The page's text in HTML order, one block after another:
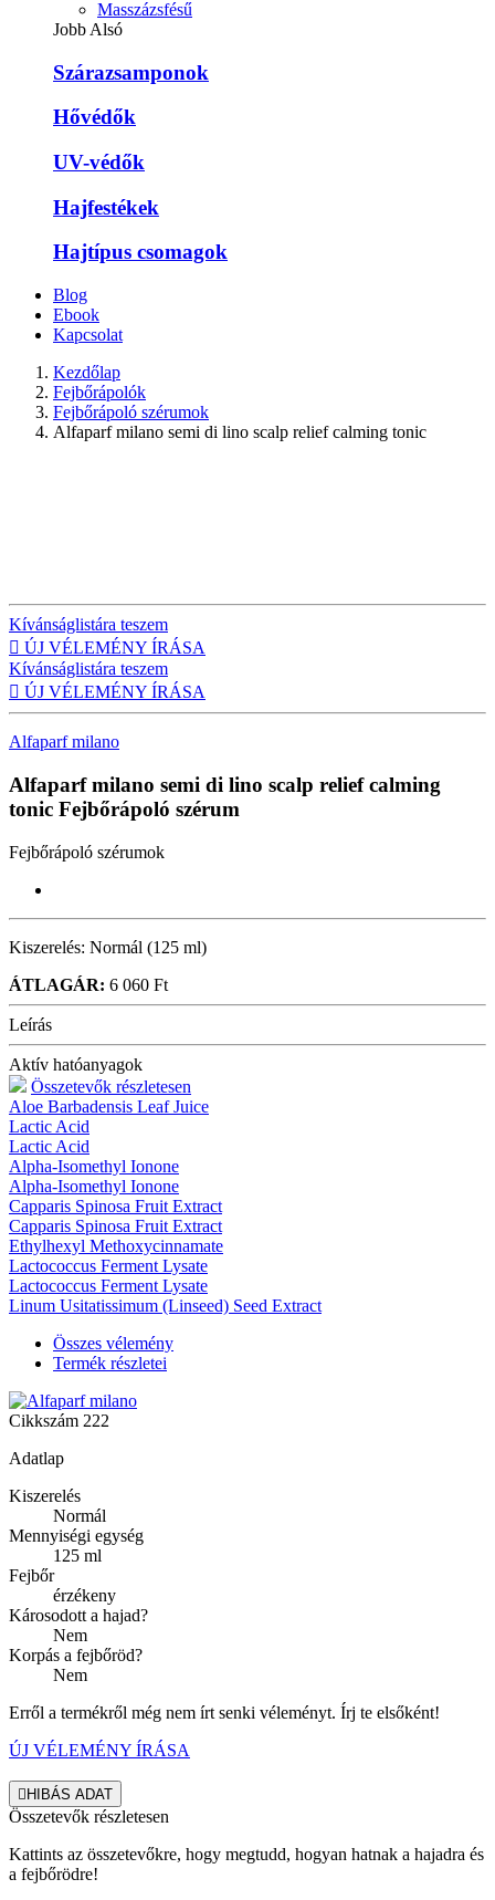
Masszázsfésű
Jobb Alsó
Szárazsamponok
Hővédők
UV-védők
Hajfestékek
Hajtípus csomagok
Blog
Ebook
Kapcsolat
Kezdőlap
Fejbőrápolók
Fejbőrápoló szérumok
Alfaparf milano semi di lino scalp relief calming tonic
Kívánságlistára teszem
 ÚJ VÉLEMÉNY ÍRÁSA
Kívánságlistára teszem
 ÚJ VÉLEMÉNY ÍRÁSA
Alfaparf milano
Alfaparf milano semi di lino scalp relief calming
tonic Fejbőrápoló szérum
Fejbőrápoló szérumok
Kiszerelés: Normál (125 ml)
ÁTLAGÁR: 6 060 Ft
Leírás
Aktív hatóanyagok
Összetevők részletesen
Aloe Barbadensis Leaf Juice
Lactic Acid
Lactic Acid
Alpha-Isomethyl Ionone
Alpha-Isomethyl Ionone
Capparis Spinosa Fruit Extract
Capparis Spinosa Fruit Extract
Ethylhexyl Methoxycinnamate
Lactococcus Ferment Lysate
Lactococcus Ferment Lysate
Linum Usitatissimum (Linseed) Seed Extract
Összes vélemény
Termék részletei
Cikkszám 222
Adatlap
Kiszerelés
Normál
Mennyiségi egység
125 ml
Fejbőr
érzékeny
Károsodott a hajad?
Nem
Korpás a fejbőröd?
Nem
Erről a termékről még nem írt senki véleményt. Írj te elsőként!
ÚJ VÉLEMÉNY ÍRÁSA
HIBÁS ADAT
Összetevők részletesen
Kattints az összetevőkre, hogy megtudd, hogyan hatnak a hajadra és
a fejbőrödre!